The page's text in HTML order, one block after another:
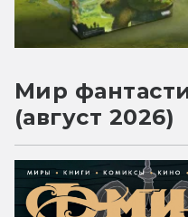
Мир
(август 2026)